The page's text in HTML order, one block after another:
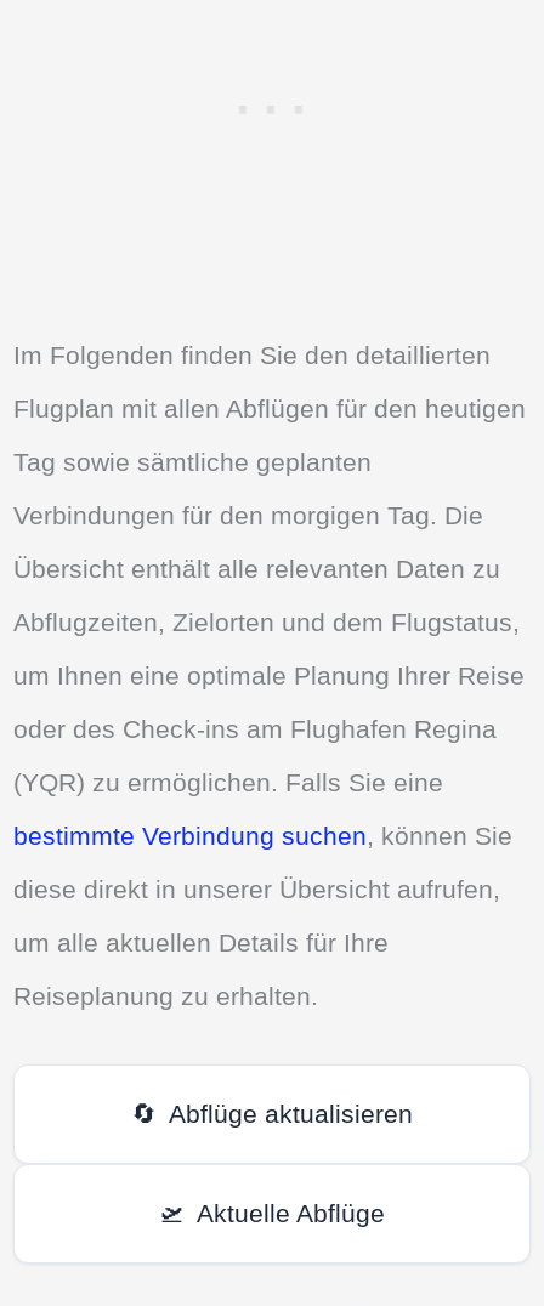
Im Folgenden finden Sie den detaillierten
Flugplan mit allen Abflügen für den heutigen
Tag sowie sämtliche geplanten
Verbindungen für den morgigen Tag. Die
Übersicht enthält alle relevanten Daten zu
Abflugzeiten, Zielorten und dem Flugstatus,
um Ihnen eine optimale Planung Ihrer Reise
oder des Check-ins am Flughafen Regina
(YQR) zu ermöglichen. Falls Sie eine
bestimmte Verbindung suchen, können Sie
diese direkt in unserer Übersicht aufrufen,
um alle aktuellen Details für Ihre
Reiseplanung zu erhalten.
🔄 Abflüge aktualisieren
🛫 Aktuelle Abflüge